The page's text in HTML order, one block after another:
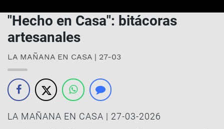
"Hecho en Casa": bitácoras
artesanales
LA MAÑANA EN CASA | 27-03
LA MAÑANA EN CASA | 27-03-2026